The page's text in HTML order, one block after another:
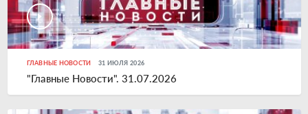
ГЛАВНЫЕ НОВОСТИ 31 ИЮЛЯ 2026
"Главные Новости". 31.07.2026